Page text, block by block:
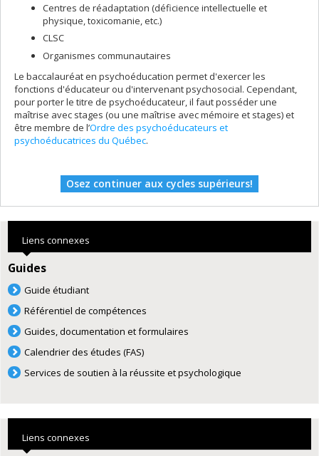
Centres de réadaptation (déficience intellectuelle et
physique, toxicomanie, etc.)
CLSC
Organismes communautaires
Le baccalauréat en psychoéducation permet d'exercer les
fonctions d'éducateur ou d'intervenant psychosocial. Cependant,
pour porter le titre de psychoéducateur, il faut posséder une
maîtrise avec stages (ou une maîtrise avec mémoire et stages) et
être membre de l’Ordre des psychoéducateurs et
psychoéducatrices du Québec.
Osez continuer aux cycles supérieurs!
Liens connexes
Guides
Guide étudiant
Référentiel de compétences
Guides, documentation et formulaires
Calendrier des études (FAS)
Services de soutien à la réussite et psychologique
Liens connexes